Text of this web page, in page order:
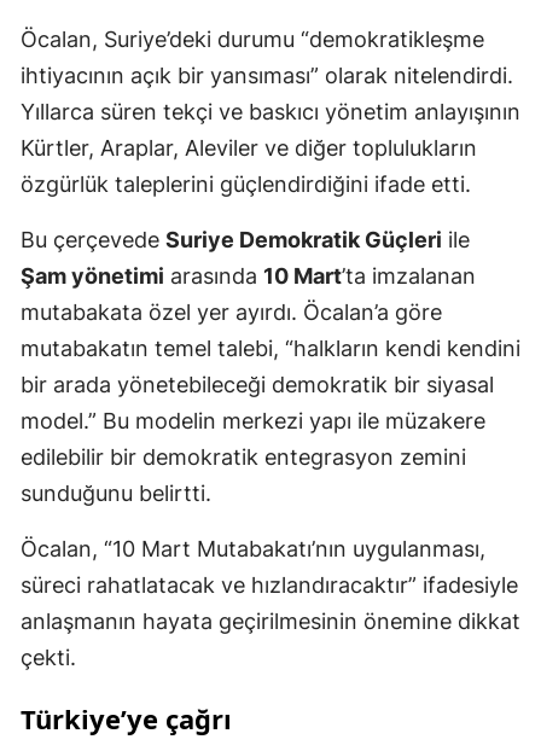
Öcalan, Suriye’deki durumu “demokratikleşme
ihtiyacının açık bir yansıması” olarak nitelendirdi.
Yıllarca süren tekçi ve baskıcı yönetim anlayışının
Kürtler, Araplar, Aleviler ve diğer toplulukların
özgürlük taleplerini güçlendirdiğini ifade etti.
Bu çerçevede Suriye Demokratik Güçleri ile
Şam yönetimi arasında 10 Mart’ta imzalanan
mutabakata özel yer ayırdı. Öcalan’a göre
mutabakatın temel talebi, “halkların kendi kendini
bir arada yönetebileceği demokratik bir siyasal
model.” Bu modelin merkezi yapı ile müzakere
edilebilir bir demokratik entegrasyon zemini
sunduğunu belirtti.
Öcalan, “10 Mart Mutabakatı’nın uygulanması,
süreci rahatlatacak ve hızlandıracaktır” ifadesiyle
anlaşmanın hayata geçirilmesinin önemine dikkat
çekti.
Türkiye’ye çağrı